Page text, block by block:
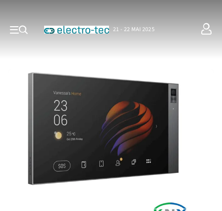
21 - 22 MAI 2025